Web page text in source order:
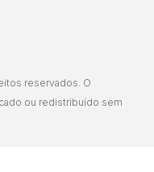
reservados. O
ou redistribuído sem